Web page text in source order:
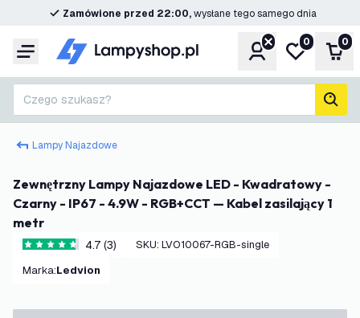
Zamówione przed 22:00,wysłane tego samego dnia
Menu KontoMoja lista
0 0
Czego szukasz?
Lampy Najazdowe
Zewnętrzny Lampy Najazdowe LED - Kwadratowy -
Czarny - IP67 - 4.9W - RGB+CCT — Kabel zasilający 1
metr
4.7 Gwiazdki oceny
4.7 (3) SKU: LVO10067-RGB-single
Marka: Ledvion